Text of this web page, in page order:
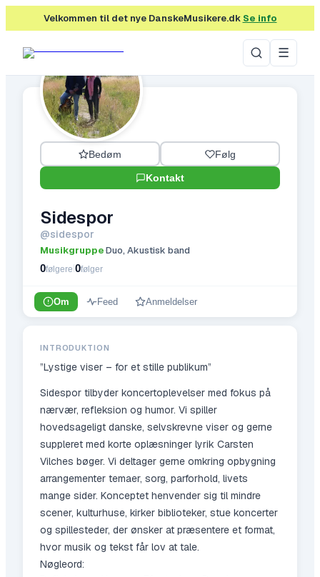
Velkommen til det nye DanskeMusikere.dk Se info
☰
Bedøm Følg
Kontakt
Sidespor
@sidespor
Musikgruppe·Duo, Akustisk band
0følgere 0følger
Om Feed Anmeldelser
INTRODUKTION
”Lystige viser – for et stille publikum”
Sidespor tilbyder koncertoplevelser med fokus på
nærvær, refleksion og humor. Vi spiller
hovedsageligt danske, selvskrevne viser og gerne
suppleret med korte oplæsninger lyrik Carsten
Vilches bøger. Vi deltager gerne omkring opbygning
arrangementer temaer, sorg, parforhold, livets
mange sider. Konceptet henvender sig til mindre
scener, kulturhuse, kirker biblioteker, stue koncerter
og spillesteder, der ønsker at præsentere et format,
hvor musik og tekst får lov at tale.
Nøgleord: